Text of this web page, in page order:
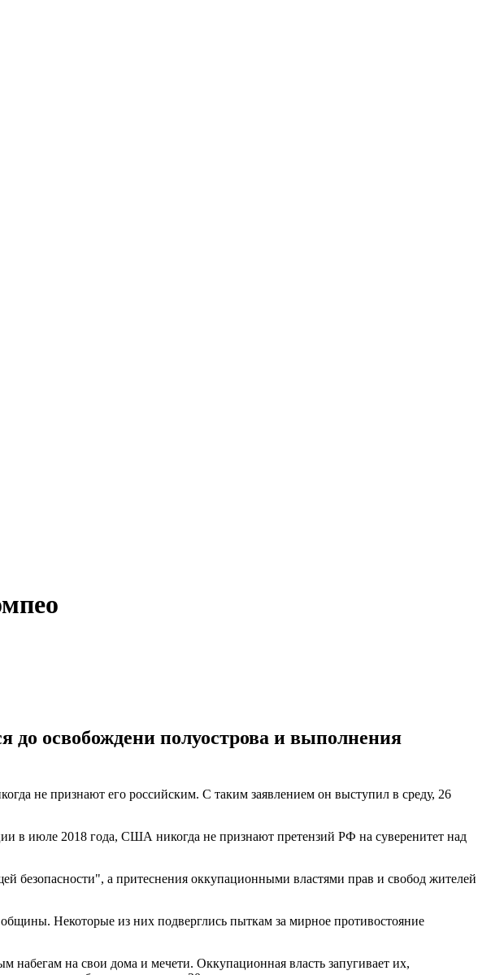
до освобождени полуострова и выполнения
не признают его российским. С таким заявлением он выступил в среду, 26
в июле 2018 года, США никогда не признают претензий РФ на суверенитет над
безопасности", а притеснения оккупационными властями прав и свобод жителей
Некоторые из них подверглись пыткам за мирное противостояние
на свои дома и мечети. Оккупационная власть запугивает их,